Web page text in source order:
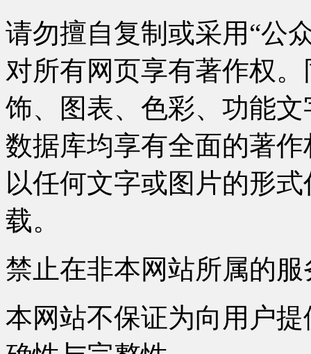
请勿擅自复制或采用“公
对所有网页享有著作权
饰、图表、色彩、功能
数据库均享有全面的著
以任何文字或图片的形
载。
禁止在非本网站所属的
本网站不保证为向用户